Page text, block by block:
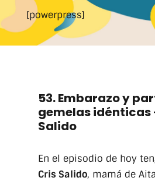
[powerpress]
53. Embarazo y
gemelas idénticas
Salido
En el episodio de hoy
Cris Salido, mamá de